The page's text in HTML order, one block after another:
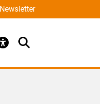
Newsletter